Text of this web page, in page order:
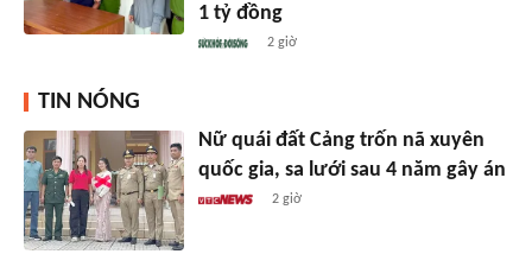
1 tỷ đồng
2 giờ
TIN NÓNG
Nữ quái đất Cảng trốn nã xuyên
quốc gia, sa lưới sau 4 năm gây án
2 giờ